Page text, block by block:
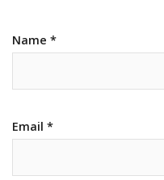
Name *
Email *